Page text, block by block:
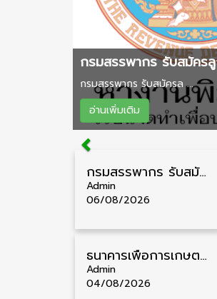
กรมสรรพากร รับสมัคร
กรมสรรพากร รับสมัครล ...
อ่านเพิ่มเติม
กรมสรรพากร รับสมัครลูกจ้างชั่วคราว วุฒิ ปวช./ป.ตรี 138 อัตรา รับสมัคร 17 – 31 สิงหาคม
Admin
06/08/2026
ธนาคารเพื่อการเกษตรและสหกรณ์การเกษตร รับสมัครบุคคลเพื่อเป็นผู้ช่วยพนักงาน วุฒิ ป.ตรี 5 อัตรา รับสมัคร 4 – 14 สิงหาคม
Admin
04/08/2026